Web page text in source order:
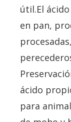
útil.El
en pan,
ácido
para